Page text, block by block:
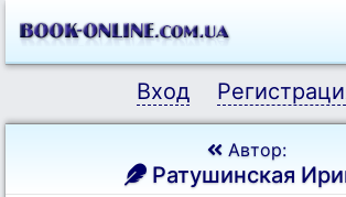
Вход
Автор:
Ратушинская